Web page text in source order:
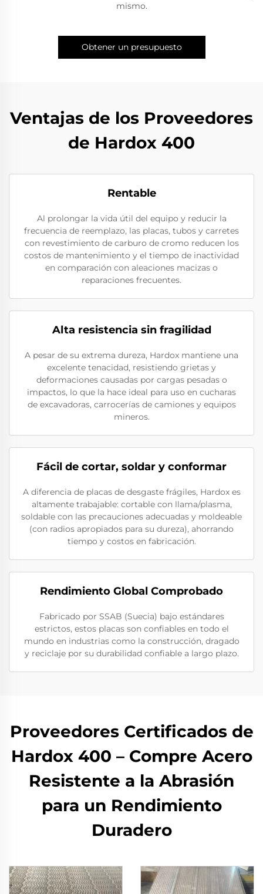
mismo.
Obtener un presupuesto
Ventajas de los Proveedores
de Hardox 400
Rentable
Al prolongar la vida útil del equipo y reducir la
frecuencia de reemplazo, las placas, tubos y carretes
con revestimiento de carburo de cromo reducen los
costos de mantenimiento y el tiempo de inactividad
en comparación con aleaciones macizas o
reparaciones frecuentes.
Alta resistencia sin fragilidad
A pesar de su extrema dureza, Hardox mantiene una
excelente tenacidad, resistiendo grietas y
deformaciones causadas por cargas pesadas o
impactos, lo que la hace ideal para uso en cucharas
de excavadoras, carrocerías de camiones y equipos
mineros.
Fácil de cortar, soldar y conformar
A diferencia de placas de desgaste frágiles, Hardox es
altamente trabajable: cortable con llama/plasma,
soldable con las precauciones adecuadas y moldeable
(con radios apropiados para su dureza), ahorrando
tiempo y costos en fabricación.
Rendimiento Global Comprobado
Fabricado por SSAB (Suecia) bajo estándares
estrictos, estos placas son confiables en todo el
mundo en industrias como la construcción, dragado
y reciclaje por su durabilidad confiable a largo plazo.
Proveedores Certificados de
Hardox 400 – Compre Acero
Resistente a la Abrasión
para un Rendimiento
Duradero